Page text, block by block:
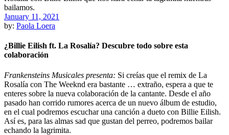
January 11, 2021
by: Paola Loera
¿Billie Eilish ft. La Rosalía? Descubre todo sobre esta
colaboración
Frankensteins Musicales presenta: Si creías que el remix de La
Rosalía con The Weeknd era bastante … extraño, espera a que te
enteres sobre la nueva colaboración de la cantante. Desde el año
pasado han corrido rumores acerca de un nuevo álbum de estudio,
en el cual podremos escuchar una canción a dueto con Billie Eilish.
Así es, para las almas sad que gustan del perreo, podremos bailar
echando la lagrimita.